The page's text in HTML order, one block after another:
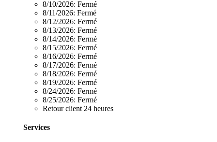
8/10/2026: Fermé
8/11/2026: Fermé
8/12/2026: Fermé
8/13/2026: Fermé
8/14/2026: Fermé
8/15/2026: Fermé
8/16/2026: Fermé
8/17/2026: Fermé
8/18/2026: Fermé
8/19/2026: Fermé
8/24/2026: Fermé
8/25/2026: Fermé
Retour client 24 heures
Services